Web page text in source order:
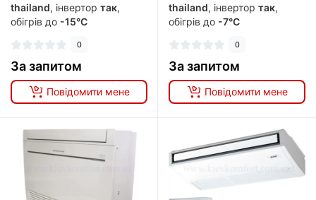
thailand, інвертор так,
обігрів до -15°C
0
За запитом
Повідомити мене
thailand, інвертор так,
обігрів до -7°C
0
За запитом
Повідомити мене